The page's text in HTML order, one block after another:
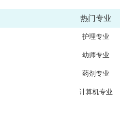
热门专业
护理专业
幼师专业
药剂专业
计算机专业